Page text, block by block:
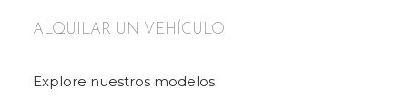
ALQUILAR UN VEHÍCULO
Explore nuestros modelos